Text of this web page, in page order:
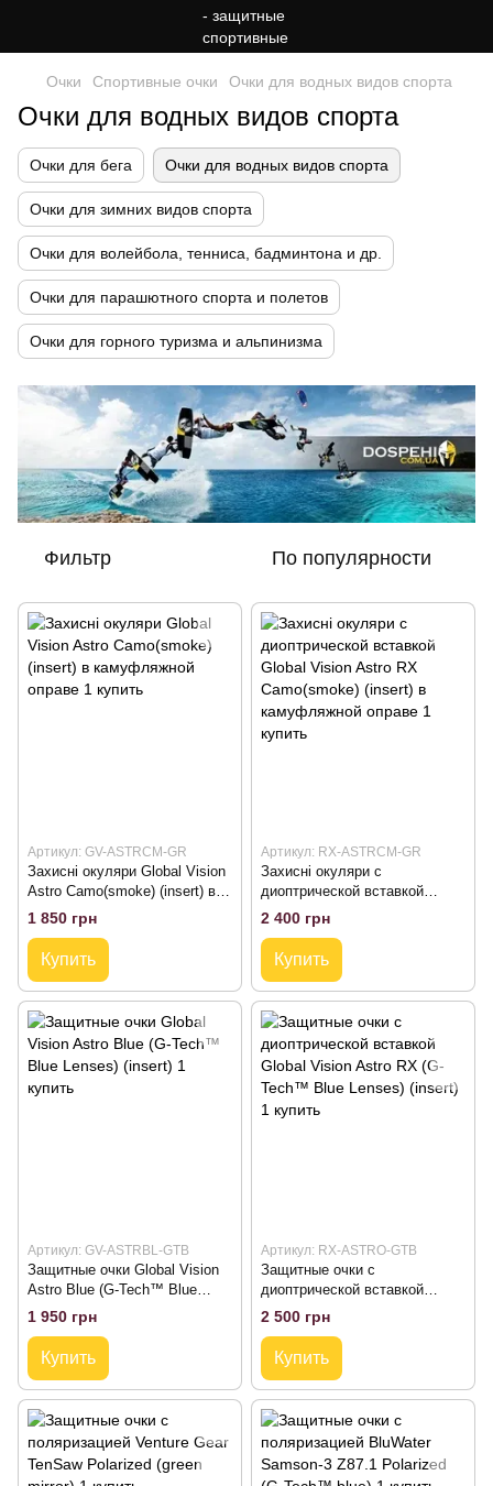
Очки Спортивные очки Очки для водных видов спорта
Очки для водных видов спорта
Очки для бега Очки для водных видов спорта
Очки для зимних видов спорта
Очки для волейбола, тенниса, бадминтона и др.
Очки для парашютного спорта и полетов
Очки для горного туризма и альпинизма
Фильтр По популярности
Артикул: GV-ASTRCM-GR
Захисні окуляри Global Vision
Astro Camo(smoke) (insert) в
камуфляжной оправе
1 850 грн
Купить
Артикул: RX-ASTRCM-GR
Захисні окуляри с
диоптрической вставкой
Global Vision Astro RX
Camo(smoke) (insert) в
камуфляжной оправе
2 400 грн
Купить
Артикул: GV-ASTRBL-GTB
Защитные очки Global Vision
Astro Blue (G-Tech™ Blue
Lenses) (insert)
1 950 грн
Купить
Артикул: RX-ASTRO-GTB
Защитные очки с
диоптрической вставкой
Global Vision Astro RX (G-
Tech™ Blue Lenses) (insert)
2 500 грн
Купить